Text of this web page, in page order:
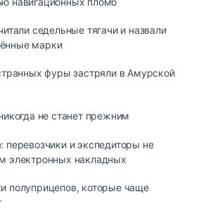
седельные тягачи и назвали
марки
фуры застряли в Амурской
не станет прежним
перевозчики и экспедиторы не
электронных накладных
полуприцепов, которые чаще